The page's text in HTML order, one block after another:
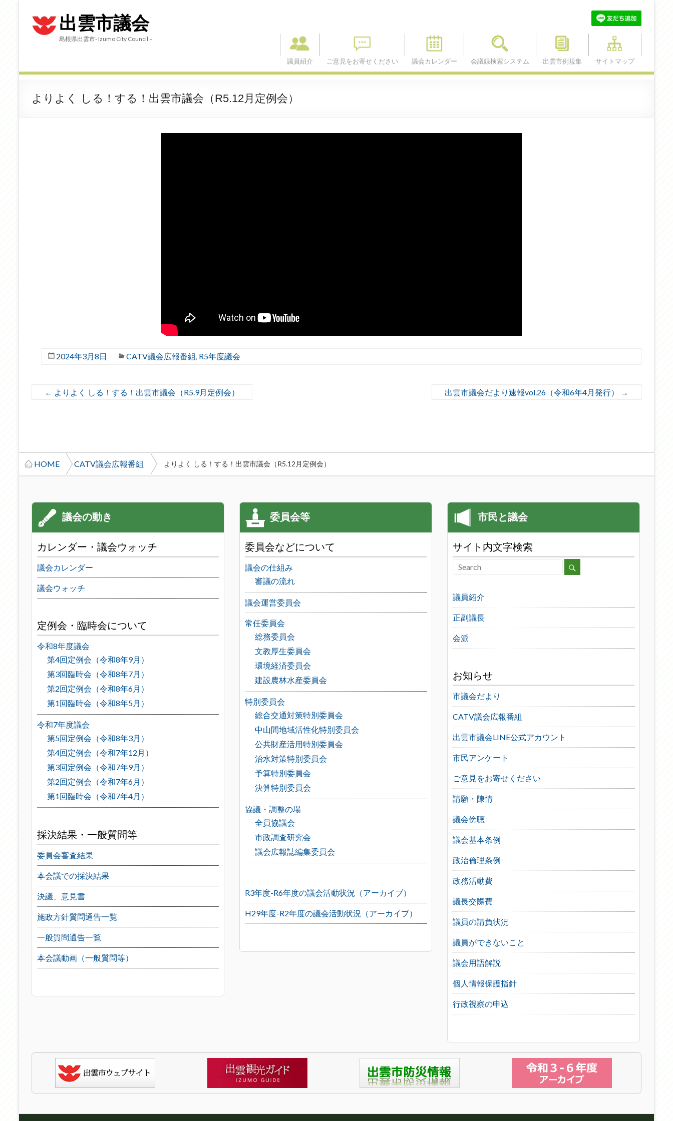
出雲市議会
島根県出雲市- Izumo City Council –
議員紹介 ご意見をお寄せください 議会カレンダー 会議録検索システム 出雲市例規集 サイトマップ
よりよく しる！する！出雲市議会（R5.12月定例会）
2024年3月8日 CATV議会広報番組, R5年度議会
← よりよく しる！する！出雲市議会（R5.9月定例会） 出雲市議会だより速報vol.26（令和6年4月発行） →
HOME CATV議会広報番組 よりよく しる！する！出雲市議会（R5.12月定例会）
カレンダー・議会ウォッチ
議会カレンダー
議会ウォッチ
定例会・臨時会について
令和8年度議会
第4回定例会（令和8年9月）
第3回臨時会（令和8年7月）
第2回定例会（令和8年6月）
第1回臨時会（令和8年5月）
令和7年度議会
第5回定例会（令和8年3月）
第4回定例会（令和7年12月）
第3回定例会（令和7年9月）
第2回定例会（令和7年6月）
第1回臨時会（令和7年4月）
採決結果・一般質問等
委員会審査結果
本会議での採決結果
決議、意見書
施政方針質問通告一覧
一般質問通告一覧
本会議動画（一般質問等）
委員会などについて
議会の仕組み
審議の流れ
議会運営委員会
常任委員会
総務委員会
文教厚生委員会
環境経済委員会
建設農林水産委員会
特別委員会
総合交通対策特別委員会
中山間地域活性化特別委員会
公共財産活用特別委員会
治水対策特別委員会
予算特別委員会
決算特別委員会
協議・調整の場
全員協議会
市政調査研究会
議会広報誌編集委員会
R3年度-R6年度の議会活動状況（アーカイブ）
H29年度-R2年度の議会活動状況（アーカイブ）
サイト内文字検索
議員紹介
正副議長
会派
お知らせ
市議会だより
CATV議会広報番組
出雲市議会LINE公式アカウント
市民アンケート
ご意見をお寄せください
請願・陳情
議会傍聴
議会基本条例
政治倫理条例
政務活動費
議長交際費
議員の請負状況
議員ができないこと
議会用語解説
個人情報保護指針
行政視察の申込